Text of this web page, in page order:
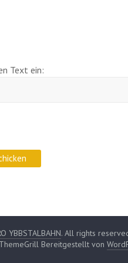
Text ein:
YBBSTALBAHN. All rights
Bereitgestellt von